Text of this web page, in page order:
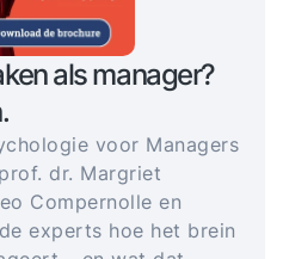
als manager?
voor Managers
dr. Margriet
Compernolle en
experts hoe het brein